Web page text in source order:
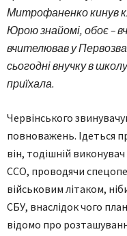
Митрофаненко кинув
Юрою знайомі, обоє –
вчителював у
сьогодні внучку в
приїхала.
Червінського
повноважень. Ідеться
він, тодішній
ССО, проводячи
військовим літаком,
СБУ, внаслідок чого
відомо про